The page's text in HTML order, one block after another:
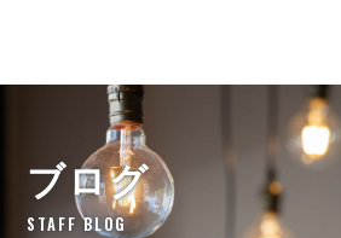
ブログ
STAFF BLOG